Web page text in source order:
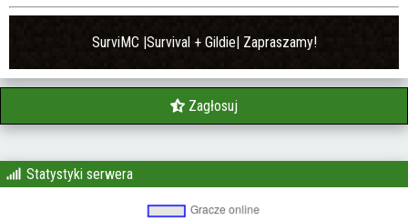
SurviMC |Survival + Gildie| Zapraszamy!
Zagłosuj
Statystyki serwera